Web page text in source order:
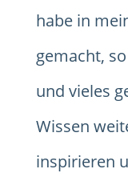
habe in
gemacht,
und vieles
Wissen
inspirieren